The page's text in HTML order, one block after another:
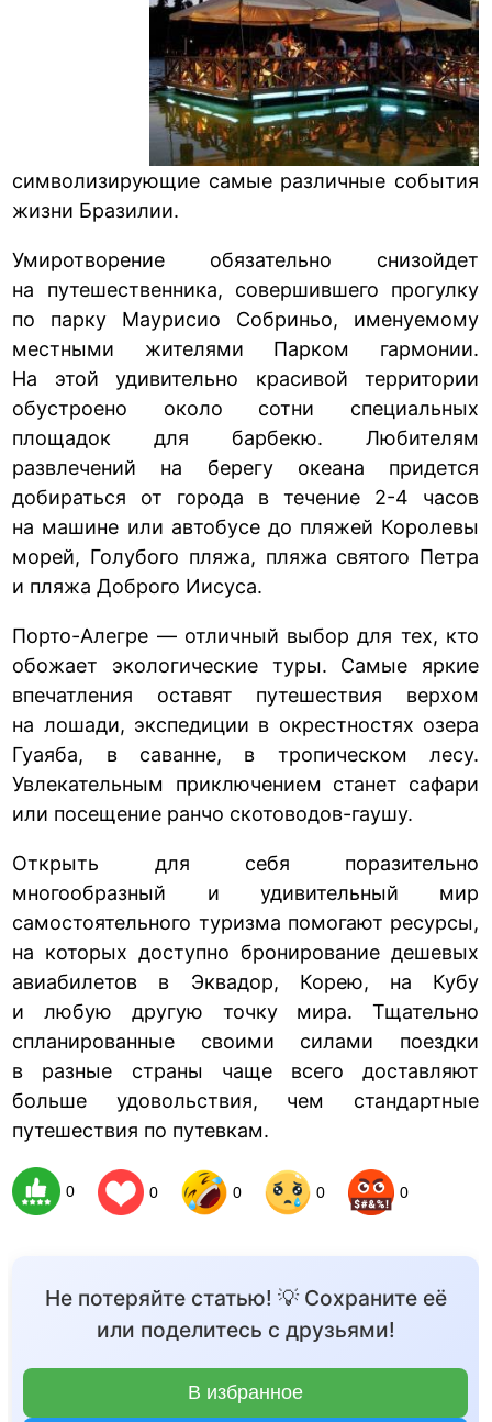
символизирующие самые различные события
жизни Бразилии.
Умиротворение обязательно снизойдет
на путешественника, совершившего прогулку
по парку Маурисио Собриньо, именуемому
местными жителями Парком гармонии.
На этой удивительно красивой территории
обустроено около сотни специальных
площадок для барбекю. Любителям
развлечений на берегу океана придется
добираться от города в течение 2-4 часов
на машине или автобусе до пляжей Королевы
морей, Голубого пляжа, пляжа святого Петра
и пляжа Доброго Иисуса.
Порто-Алегре — отличный выбор для тех, кто
обожает экологические туры. Самые яркие
впечатления оставят путешествия верхом
на лошади, экспедиции в окрестностях озера
Гуаяба, в саванне, в тропическом лесу.
Увлекательным приключением станет сафари
или посещение ранчо скотоводов-гаушу.
Открыть для себя поразительно
многообразный и удивительный мир
самостоятельного туризма помогают ресурсы,
на которых доступно бронирование дешевых
авиабилетов в Эквадор, Корею, на Кубу
и любую другую точку мира. Тщательно
спланированные своими силами поездки
в разные страны чаще всего доставляют
больше удовольствия, чем стандартные
путешествия по путевкам.
0 0 0 0 0
Не потеряйте статью! 💡 Сохраните её
или поделитесь с друзьями!
В избранное